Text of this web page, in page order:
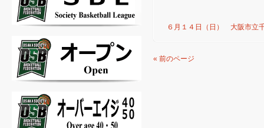
６月１４日（日） 大阪市立
« 前のページ